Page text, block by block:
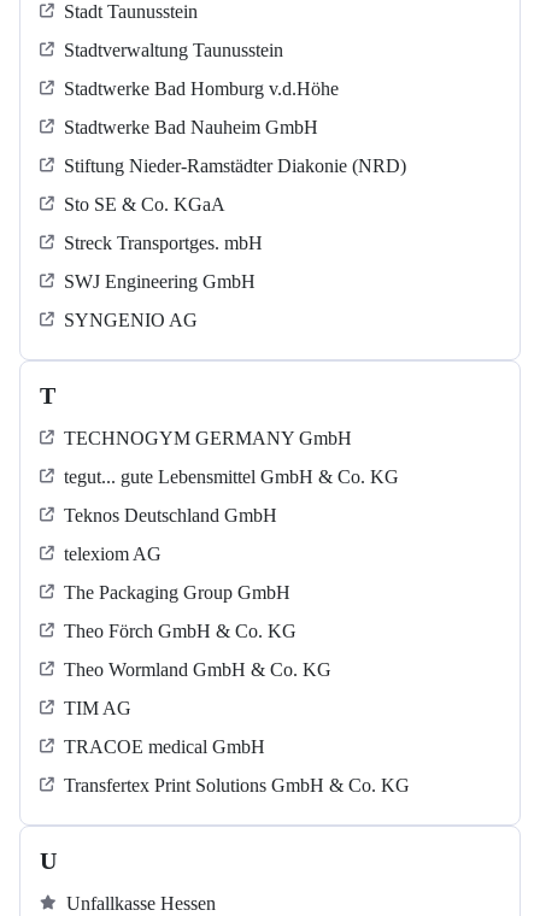
Stadt Taunusstein
Stadtverwaltung Taunusstein
Stadtwerke Bad Homburg v.d.Höhe
Stadtwerke Bad Nauheim GmbH
Stiftung Nieder-Ramstädter Diakonie (NRD)
Sto SE & Co. KGaA
Streck Transportges. mbH
SWJ Engineering GmbH
SYNGENIO AG
T
TECHNOGYM GERMANY GmbH
tegut... gute Lebensmittel GmbH & Co. KG
Teknos Deutschland GmbH
telexiom AG
The Packaging Group GmbH
Theo Förch GmbH & Co. KG
Theo Wormland GmbH & Co. KG
TIM AG
TRACOE medical GmbH
Transfertex Print Solutions GmbH & Co. KG
U
Unfallkasse Hessen